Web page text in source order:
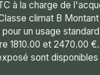
à la charge de
climat B
un usage
1810.00 et 2470.00
sont